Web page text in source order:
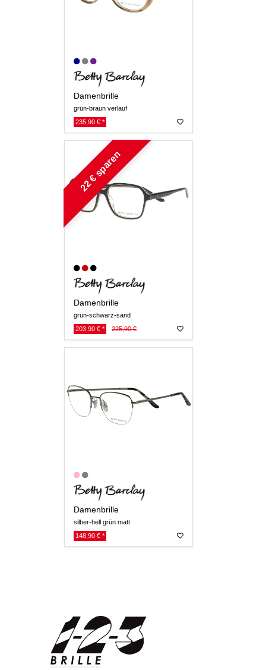
Damenbrille
grün-braun verlauf
235,90 € *
22 € sparen
Damenbrille
grün-schwarz-sand
203,90 € *
225,90 €
Damenbrille
silber-hell grün matt
148,90 € *